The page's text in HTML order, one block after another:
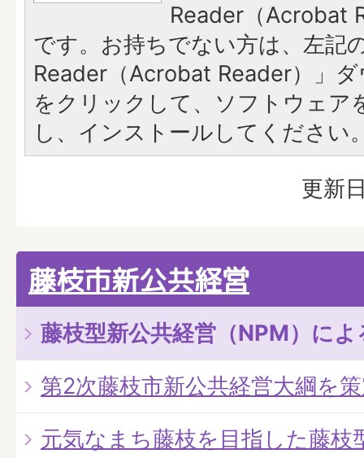
Reader（Acrobat
です。お持ちでない方は、左記
Reader（Acrobat Reader）」
をクリックして、ソフトウェア
し、インストールしてください
更新
藤枝市新公共経営
藤枝型新公共経営（NPM）に
第2次藤枝市新公共経営大綱を
元気なまち藤枝を目指した藤枝